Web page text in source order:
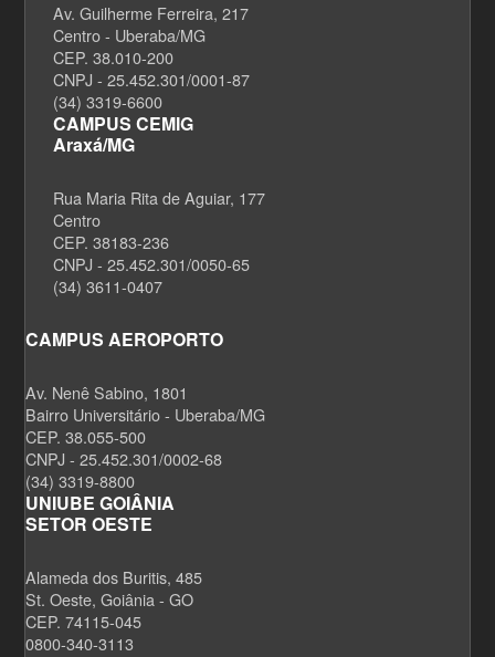
Av. Guilherme Ferreira, 217
Centro - Uberaba/MG
CEP. 38.010-200
CNPJ - 25.452.301/0001-87
(34) 3319-6600
CAMPUS CEMIG
Araxá/MG
Rua Maria Rita de Aguiar, 177
Centro
CEP. 38183-236
CNPJ - 25.452.301/0050-65
(34) 3611-0407
CAMPUS AEROPORTO
Av. Nenê Sabino, 1801
Bairro Universitário - Uberaba/MG
CEP. 38.055-500
CNPJ - 25.452.301/0002-68
(34) 3319-8800
UNIUBE GOIÂNIA
SETOR OESTE
Alameda dos Buritis, 485
St. Oeste, Goiânia - GO
CEP. 74115-045
0800-340-3113